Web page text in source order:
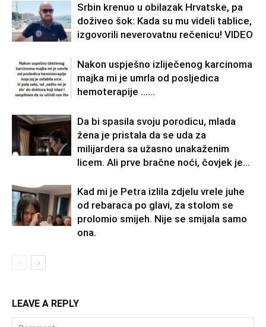
Srbin krenuo u obilazak Hrvatske, pa
doživeo šok: Kada su mu videli tablice,
izgovorili neverovatnu rečenicu! VIDEO
Nakon uspješno izliječenog karcinoma
majka mi je umrla od posljedica
hemoterapije ……
Da bi spasila svoju porodicu, mlada
žena je pristala da se uda za
milijardera sa užasno unakaženim
licem. Ali prve bračne noći, čovjek je...
Kad mi je Petra izlila zdjelu vrele juhe
od rebaraca po glavi, za stolom se
prolomio smijeh. Nije se smijala samo
ona.
LEAVE A REPLY